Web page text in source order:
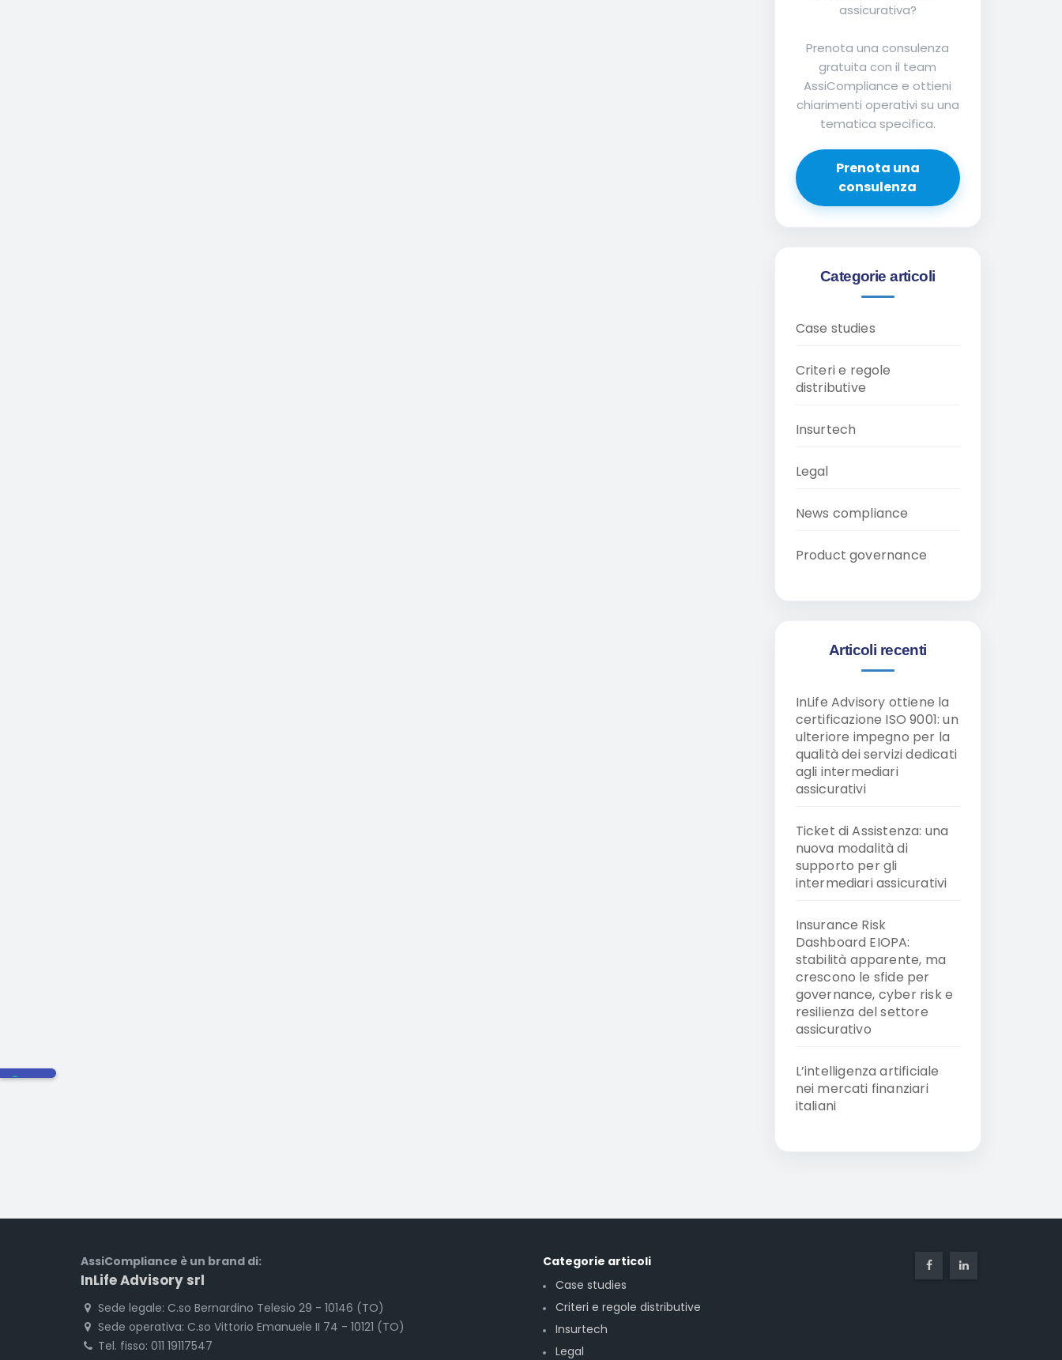
assicurativa?
Prenota una consulenza
gratuita con il team
AssiCompliance e ottieni
chiarimenti operativi su una
tematica specifica.
Prenota una
consulenza
Categorie articoli
Case studies
Criteri e regole
distributive
Insurtech
Legal
News compliance
Product governance
Articoli recenti
InLife Advisory ottiene la
certificazione ISO 9001: un
ulteriore impegno per la
qualità dei servizi dedicati
agli intermediari
assicurativi
Ticket di Assistenza: una
nuova modalità di
supporto per gli
intermediari assicurativi
Insurance Risk
Dashboard EIOPA:
stabilità apparente, ma
crescono le sfide per
governance, cyber risk e
resilienza del settore
assicurativo
L’intelligenza artificiale
nei mercati finanziari
italiani
AssiCompliance è un brand di:
InLife Advisory srl
Sede legale: C.so Bernardino Telesio 29 - 10146 (TO)
Sede operativa: C.so Vittorio Emanuele II 74 - 10121 (TO)
Tel. fisso: 011 19117547
Categorie articoli
Case studies
Criteri e regole distributive
Insurtech
Legal